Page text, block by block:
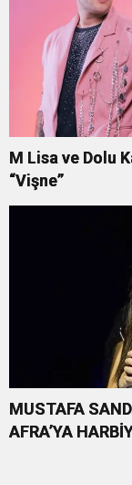
M Lisa ve Dolu
“Vişne”
MUSTAFA
AFRA’YA